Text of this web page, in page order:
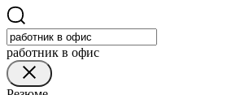
работник в офис